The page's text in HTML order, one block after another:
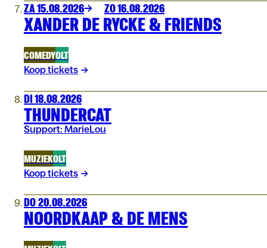
ZA 15.08.2026 ZO 16.08.2026
XANDER DE RYCKE & FRIENDS
COMEDYOLT
Koop tickets
DI 18.08.2026
THUNDERCAT
Support: MarieLou
MUZIEKOLT
Koop tickets
DO 20.08.2026
NOORDKAAP & DE MENS